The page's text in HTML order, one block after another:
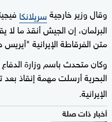
وقال وزير ⁠خارجيةسريلانكا
متن الفرقاطة الإيرانية "أيريس
وكان متحدث باسم وزارة
البحرية أرسلت مهمة إنقاذ بعد
الإيرانية.
أخبار ذات صلة